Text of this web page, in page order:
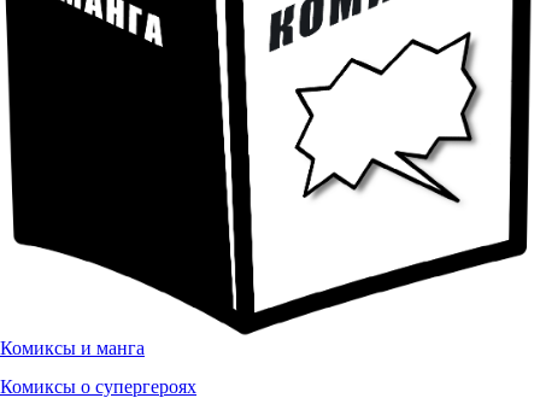
Комиксы и манга
Комиксы о супергероях